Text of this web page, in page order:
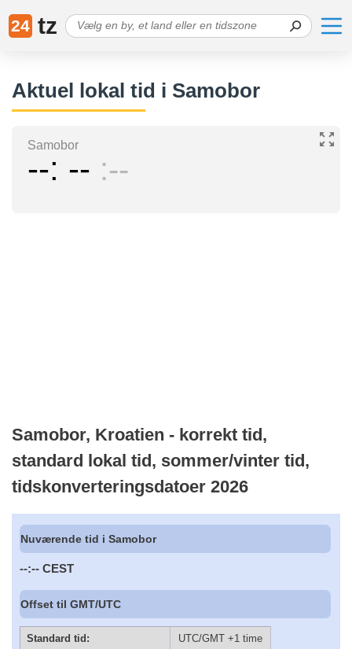
24 tz
Aktuel lokal tid i Samobor
Samobor
-- -- --
Samobor, Kroatien - korrekt tid,
standard lokal tid, sommer/vinter tid,
tidskonverteringsdatoer 2026
Nuværende tid i Samobor
--:-- CEST
Offset til GMT/UTC
Standard tid:
UTC/GMT +1 time